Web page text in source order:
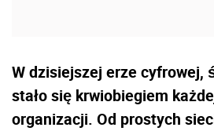
W dzisiejszej erze cyfrowej,
stało się krwiobiegiem
organizacji. Od prostych